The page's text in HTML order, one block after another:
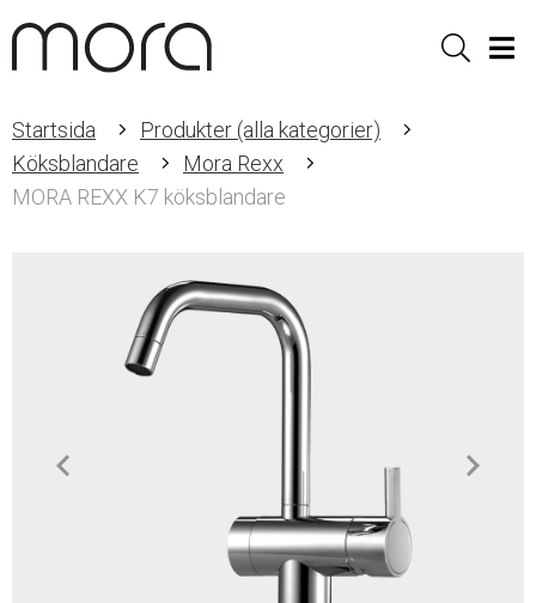
Sök
Startsida
Produkter (alla kategorier)
Köksblandare
Mora Rexx
MORA REXX K7 köksblandare